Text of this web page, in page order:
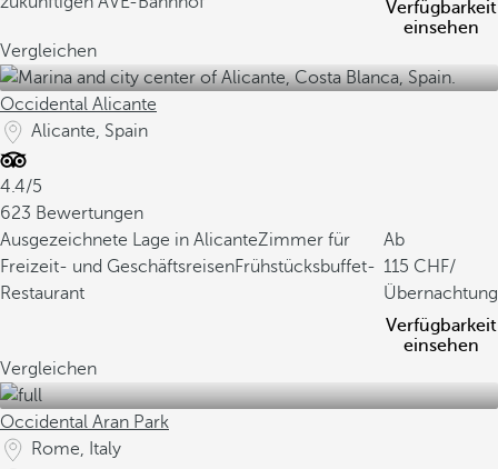
Verfügbarkeit
einsehen
Vergleichen
Occidental Alicante
Alicante, Spain
4.4/5
623 Bewertungen
Ausgezeichnete Lage in AlicanteZimmer für
Freizeit- und GeschäftsreisenFrühstücksbuffet-
Restaurant
Ab
115
/
Übernachtung
Verfügbarkeit
einsehen
Vergleichen
Occidental Aran Park
Rome, Italy